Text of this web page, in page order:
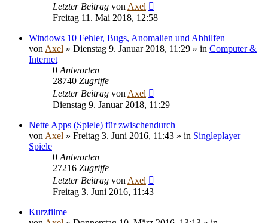
Letzter Beitrag von Axel
Freitag 11. Mai 2018, 12:58
Windows 10 Fehler, Bugs, Anomalien und Abhilfen
von Axel » Dienstag 9. Januar 2018, 11:29 » in Computer &
Internet
0 Antworten
28740 Zugriffe
Letzter Beitrag von Axel
Dienstag 9. Januar 2018, 11:29
Nette Apps (Spiele) für zwischendurch
von Axel » Freitag 3. Juni 2016, 11:43 » in Singleplayer
Spiele
0 Antworten
27216 Zugriffe
Letzter Beitrag von Axel
Freitag 3. Juni 2016, 11:43
Kurzfilme